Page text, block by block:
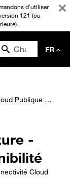
d'utiliser
121 (ou
FR
Connectivité Cloud Publique Haute Disponibilité
-
Cloud